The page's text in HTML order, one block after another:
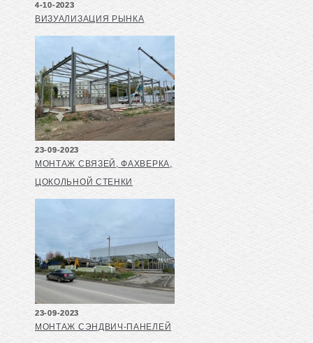
4-10-2023
ВИЗУАЛИЗАЦИЯ РЫНКА
23-09-2023
МОНТАЖ СВЯЗЕЙ, ФАХВЕРКА,
ЦОКОЛЬНОЙ СТЕНКИ
23-09-2023
МОНТАЖ СЭНДВИЧ-ПАНЕЛЕЙ